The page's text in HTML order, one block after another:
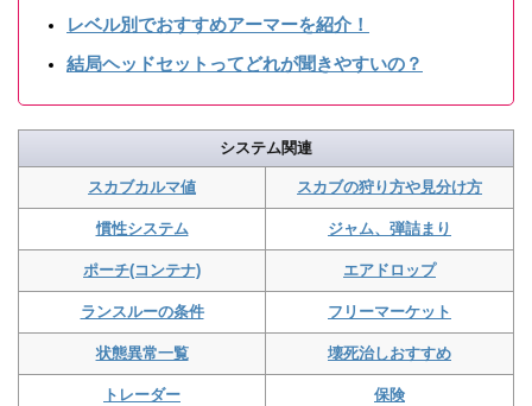
レベル別でおすすめアーマーを紹介！
結局ヘッドセットってどれが聞きやすいの？
システム関連
スカブカルマ値 スカブの狩り方や見分け方
慣性システム ジャム、弾詰まり
ポーチ(コンテナ) エアドロップ
ランスルーの条件 フリーマーケット
状態異常一覧 壊死治しおすすめ
トレーダー 保険